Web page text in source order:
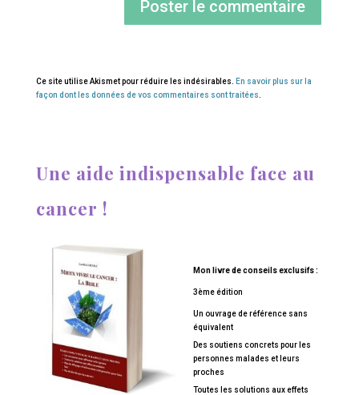
Ce site utilise Akismet pour réduire les indésirables.
En savoir plus sur la
façon dont les données de vos commentaires sont traitées
Une aide indispensable face au
cancer !
Mon livre de conseils exclusifs :
3ème édition
Un ouvrage de référence sans
équivalent
Des soutiens concrets pour les
personnes malades et leurs
proches
Toutes les solutions aux effets